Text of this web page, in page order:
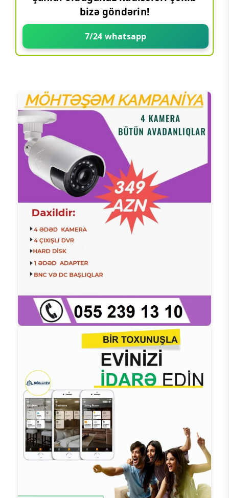
bizə göndərin!
7/24 whatsapp